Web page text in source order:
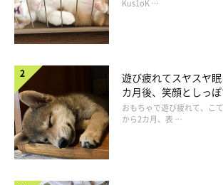
長！
Kus1oK …
遊び疲れてスヤスヤ
カ月後、笑顔としっ
成長！
おもちゃで遊び疲れて、こ
から2カ月、表 …